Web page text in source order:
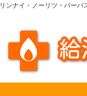
リンナイ・ノーリツ・パーパ